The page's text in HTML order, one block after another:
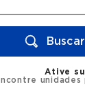
Buscar
Ative